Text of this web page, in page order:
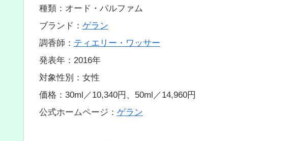
種類：オード・パルファム
ブランド： ゲラン
調香師： ティエリー・ワッサー
発表年：2016年
対象性別：女性
価格：30ml／10,340円、50ml／14,960円
公式ホームページ： ゲラン